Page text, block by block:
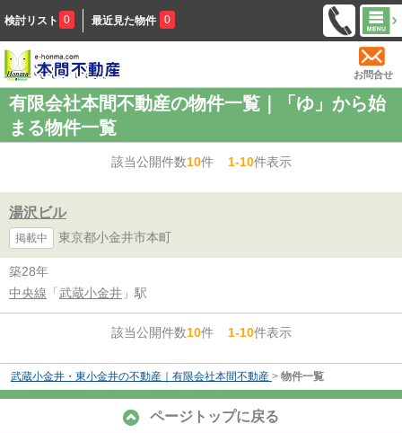
検討リスト 0 最近見た物件 0
お問合せ
有限会社本間不動産の物件一覧｜「ゆ」から始
まる物件一覧
該当公開件数10件1-10件表示
湯沢ビル
掲載中 東京都小金井市本町
築28年
中央線 「 武蔵小金井 」駅
該当公開件数10件1-10件表示
武蔵小金井・東小金井の不動産｜有限会社本間不動産 > 物件一覧
ページトップに戻る